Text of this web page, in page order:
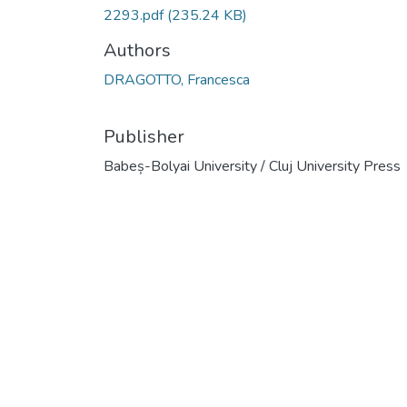
2293.pdf(235.24 KB)
Authors
DRAGOTTO, Francesca
Publisher
Babeș-Bolyai University / Cluj University Press